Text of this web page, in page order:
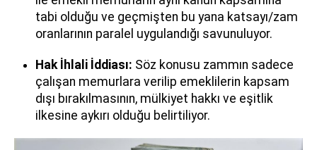
tabi olduğu ve geçmişten bu yana katsayı/zam
oranlarının paralel uygulandığı savunuluyor.
Hak İhlali İddiası: Söz konusu zammın sadece
çalışan memurlara verilip emeklilerin kapsam
dışı bırakılmasının, mülkiyet hakkı ve eşitlik
ilkesine aykırı olduğu belirtiliyor.